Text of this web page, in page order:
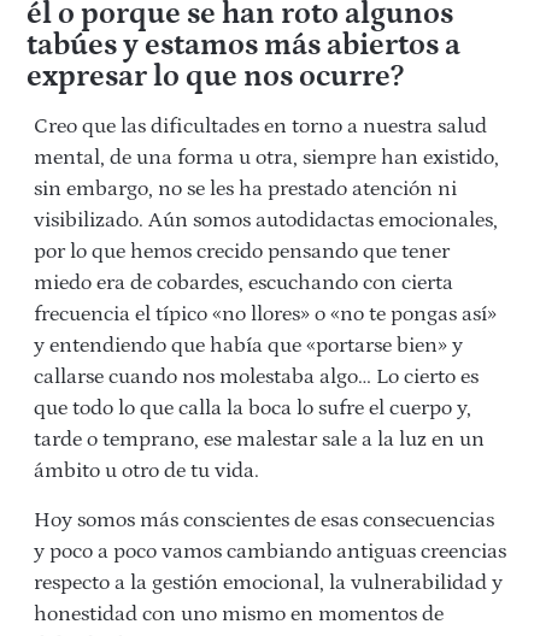
él o porque se han roto algunos
tabúes y estamos más abiertos a
expresar lo que nos ocurre?
Creo que las dificultades en torno a nuestra salud
mental, de una forma u otra, siempre han existido,
sin embargo, no se les ha prestado atención ni
visibilizado. Aún somos autodidactas emocionales,
por lo que hemos crecido pensando que tener
miedo era de cobardes, escuchando con cierta
frecuencia el típico «no llores» o «no te pongas así»
y entendiendo que había que «portarse bien» y
callarse cuando nos molestaba algo… Lo cierto es
que todo lo que calla la boca lo sufre el cuerpo y,
tarde o temprano, ese malestar sale a la luz en un
ámbito u otro de tu vida.
Hoy somos más conscientes de esas consecuencias
y poco a poco vamos cambiando antiguas creencias
respecto a la gestión emocional, la vulnerabilidad y
honestidad con uno mismo en momentos de